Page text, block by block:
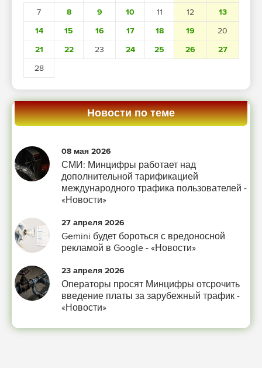
7
8 9 10 11 12
13
14
15 16 17 18 19
20
21
22 23 24 25 26
27
28
Новости по теме
08 мая 2026
СМИ: Минцифры работает над
дополнительной тарификацией
международного трафика пользователей -
«Новости»
27 апреля 2026
Gemini будет бороться с вредоносной
рекламой в Google - «Новости»
23 апреля 2026
Операторы просят Минцифры отсрочить
введение платы за зарубежный трафик -
«Новости»